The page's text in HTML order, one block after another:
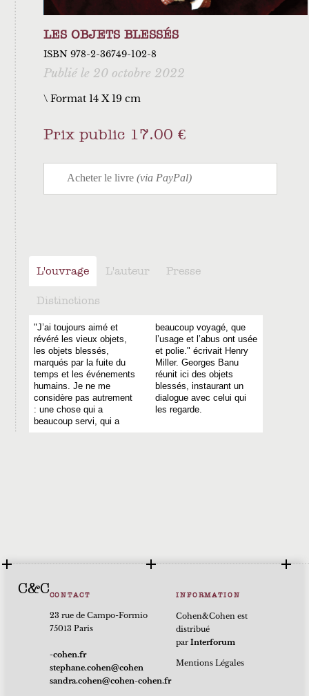
LES OBJETS BLESSÉS
ISBN 978-2-36749-102-8
Publié le 20 octobre 2022
\ Format 14 X 19 cm
Prix public 17.00 €
L'ouvrage L'auteur Presse
Distinctions
"J’ai toujours aimé et
révéré les vieux objets,
les objets blessés,
marqués par la fuite du
temps et les événements
humains. Je ne me
considère pas autrement
: une chose qui a
beaucoup servi, qui a
beaucoup voyagé, que
l’usage et l’abus ont usée
et polie." écrivait Henry
Miller. Georges Banu
réunit ici des objets
blessés, instaurant un
dialogue avec celui qui
les regarde.
C&CCONTACT
23 rue de Campo-Formio
75013 Paris
rf.nehoc-
nehoc@nehoc.enahpets
rf.nehoc-nehoc@nehoc.ardnas
INFORMATION
Cohen&Cohen est
distribué
parInterforum
Mentions Légales